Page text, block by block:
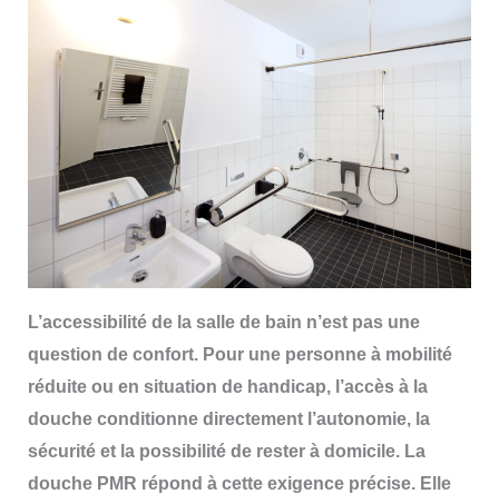
L’accessibilité de la salle de bain n’est pas une
question de confort. Pour une personne à mobilité
réduite ou en situation de handicap, l’accès à la
douche conditionne directement l’autonomie, la
sécurité et la possibilité de rester à domicile. La
douche PMR répond à cette exigence précise. Elle